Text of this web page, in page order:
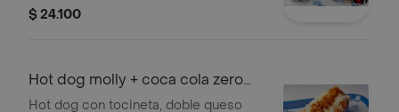
caramelizada, tocineta y salsa BBQ en
$ 24.100
Hot dog molly + coca cola zero
235 ml
Hot dog con tocineta, doble queso